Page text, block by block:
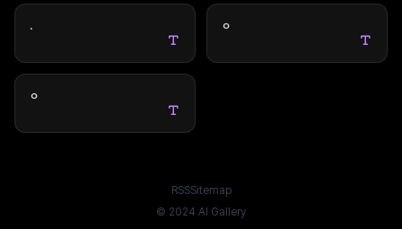
INSTALL APP
Download
. ㅇ
ㅇ
RSSSitemap
© 2024 AI Gallery